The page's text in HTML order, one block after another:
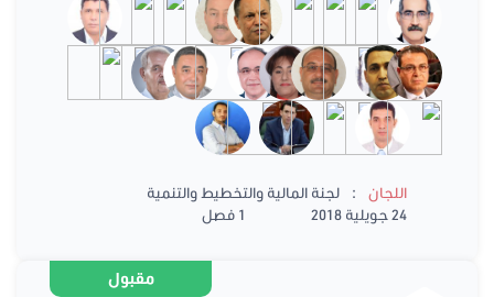
اللجان :
لجنة المالية والتخطيط والتنمية
24 جويلية 2018
1 فصل
مقبول